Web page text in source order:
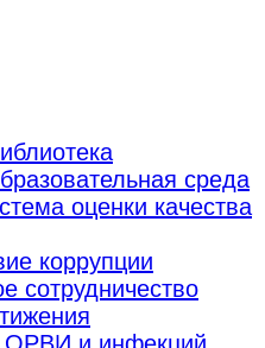
среда
оценки качества
коррупции
сотрудничество
ОРВИ и инфекций